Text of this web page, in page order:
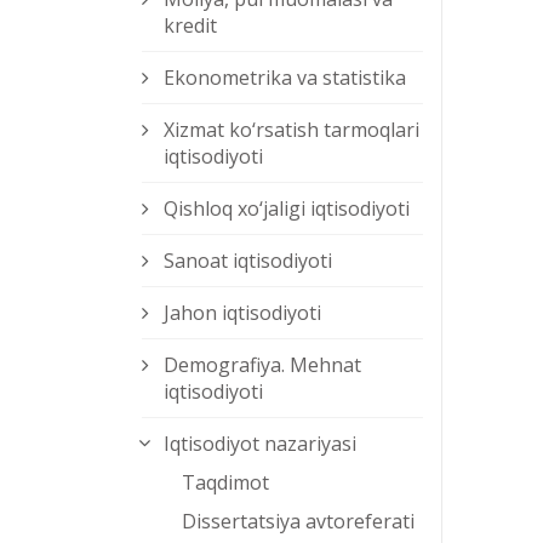
kredit
Ekonometrika va statistika
Xizmat kо‘rsatish tarmoqlari
iqtisodiyoti
Qishloq xо‘jaligi iqtisodiyoti
Sanoat iqtisodiyoti
Jahon iqtisodiyoti
Demografiya. Mehnat
iqtisodiyoti
Iqtisodiyot nazariyasi
Taqdimot
Dissertatsiya avtoreferati